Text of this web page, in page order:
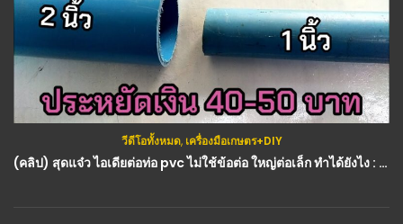
วีดีโอทั้งหมด, เครื่องมือเกษตร+DIY
(คลิป) สุดแจ๋ว ไอเดียต่อท่อ pvc ไม่ใช้ข้อต่อ ใหญ่ต่อเล็ก ทำได้ยังไง : วีดีโอ เกษตร